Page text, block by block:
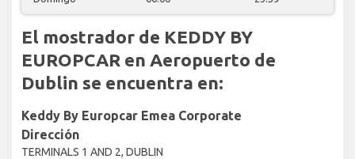
El mostrador de KEDDY BY
EUROPCAR en Aeropuerto de
Dublin se encuentra en:
Keddy By Europcar Emea Corporate
Dirección
TERMINALS 1 AND 2, DUBLIN